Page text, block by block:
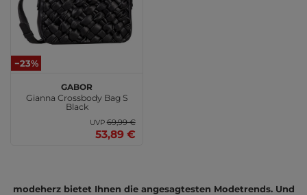
−23%
Gabor
Gianna Crossbody Bag S
Black
UVP69,99 €
53,89 €
modeherz bietet Ihnen die angesagtesten Modetrends. Und